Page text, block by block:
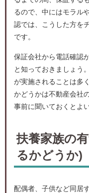
るので、中にはモラル
認では、こうした方を
です。
保証会社から電話確認
と知っておきましょう
が実施されることは多
かどうかは不動産会社
事前に聞いておくとよ
扶養家族の
るかどうか)
配偶者、子供など同居